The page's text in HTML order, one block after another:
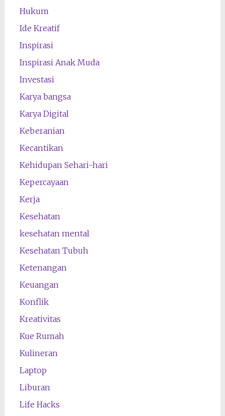
Hukum
Ide Kreatif
Inspirasi
Inspirasi Anak Muda
Investasi
Karya bangsa
Karya Digital
Keberanian
Kecantikan
Kehidupan Sehari-hari
Kepercayaan
Kerja
Kesehatan
kesehatan mental
Kesehatan Tubuh
Ketenangan
Keuangan
Konflik
Kreativitas
Kue Rumah
Kulineran
Laptop
Liburan
Life Hacks